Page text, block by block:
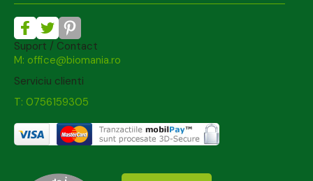
Suport / Contact
M: office@biomania.ro
Serviciu clienti
T: 0756159305